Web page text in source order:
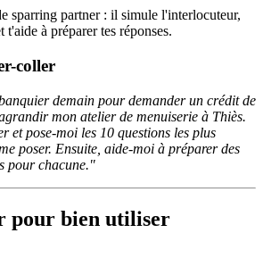
sparring partner : il simule l'interlocuteur,
t'aide à préparer tes réponses.
coller
demain pour demander un crédit de
mon atelier de menuiserie à Thiès.
et pose-moi les 10 questions les plus
poser. Ensuite, aide-moi à préparer des
pour chacune."
pour bien utiliser